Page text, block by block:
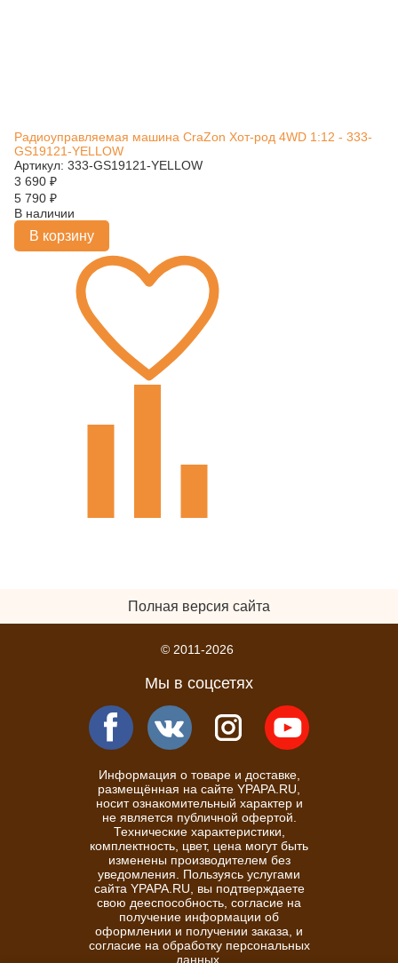
Радиоуправляемая машина CraZon Хот-род 4WD 1:12 - 333-
GS19121-YELLOW
Артикул: 333-GS19121-YELLOW
3 690 ₽
5 790 ₽
В наличии
В корзину
Полная версия сайта
© 2011-2026
Мы в соцсетях
Информация о товаре и доставке,
размещённая на сайте YPAPA.RU,
носит ознакомительный характер и
не является публичной офертой.
Технические характеристики,
комплектность, цвет, цена могут быть
изменены производителем без
уведомления. Пользуясь услугами
сайта YPAPA.RU, вы подтверждаете
свою дееспособность, согласие на
получение информации об
оформлении и получении заказа, и
согласие на обработку персональных
данных.